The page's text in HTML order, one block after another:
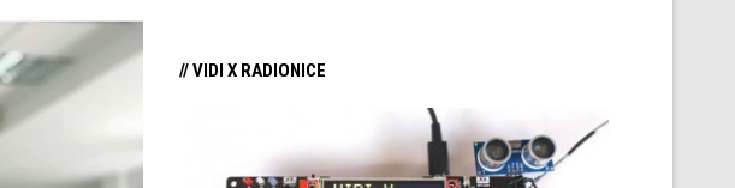
// VIDI X RADIONICE